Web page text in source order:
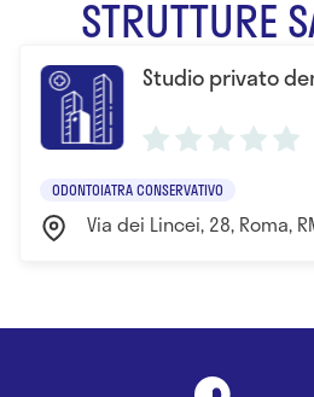
STRUTTURE
Studio privato
ODONTOIATRA CONSERVATIVO
Via dei Lincei, 28, Roma,